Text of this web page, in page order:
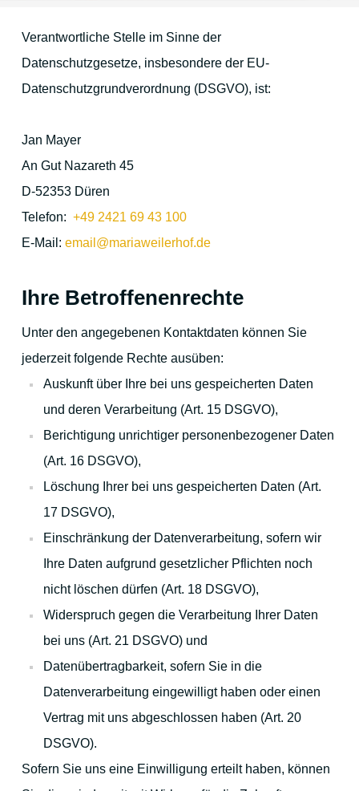
Lage & Anfahrt
Aachen
Die Eifel
Für Familien und Outdoor-Aktivitäten
Kontakt
Stadtplan
Bildergalerie
Ihre Gastgeber
Verantwortliche Stelle im Sinne der
Datenschutzgesetze, insbesondere der EU-
Datenschutzgrundverordnung (DSGVO), ist:
Jan Mayer
An Gut Nazareth 45
D-52353 Düren
Telefon: +49 2421 69 43 100
E-Mail: email@mariaweilerhof.de
Ihre Betroffenenrechte
Unter den angegebenen Kontaktdaten können Sie
jederzeit folgende Rechte ausüben:
Auskunft über Ihre bei uns gespeicherten Daten
und deren Verarbeitung (Art. 15 DSGVO),
Berichtigung unrichtiger personenbezogener Daten
(Art. 16 DSGVO),
Löschung Ihrer bei uns gespeicherten Daten (Art.
17 DSGVO),
Einschränkung der Datenverarbeitung, sofern wir
Ihre Daten aufgrund gesetzlicher Pflichten noch
nicht löschen dürfen (Art. 18 DSGVO),
Widerspruch gegen die Verarbeitung Ihrer Daten
bei uns (Art. 21 DSGVO) und
Datenübertragbarkeit, sofern Sie in die
Datenverarbeitung eingewilligt haben oder einen
Vertrag mit uns abgeschlossen haben (Art. 20
DSGVO).
Sofern Sie uns eine Einwilligung erteilt haben, können